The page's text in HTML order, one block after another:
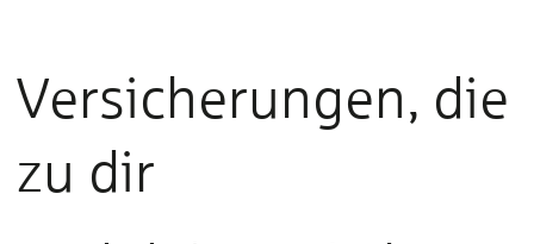
Versicherungen, die
zu dir